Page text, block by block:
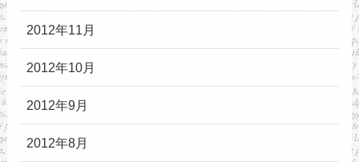
2012年11月
2012年10月
2012年9月
2012年8月